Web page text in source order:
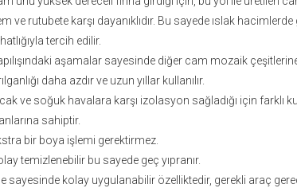
ve rutubete karşı dayanıklıdır. Bu sayede ıslak hacimlerde
tercih edilir.
aşamalar sayesinde diğer cam mozaik
daha azdır ve uzun yıllar kullanılır.
ve soğuk havalara karşı izolasyon sağladığı için farklı
sahiptir.
bir boya işlemi gerektirmez.
temizlenebilir bu sayede geç yıpranır.
sayesinde kolay uygulanabilir özelliktedir, gerekli araç